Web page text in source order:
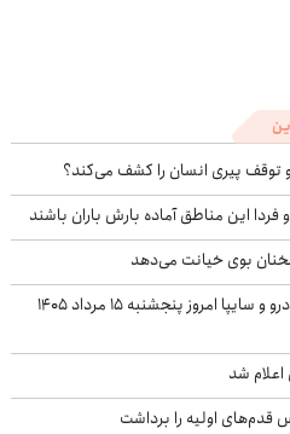
فردا این مناطق آماده بارش باران باشند
بوی خیانت می‌دهد
تغییر تند قیمت محصولات ایران‌خودرو و سایپا امروز پنجشنبه ۱۵ مرداد ۱۴۰۵
شد
قدم‌های اولیه را برداشت